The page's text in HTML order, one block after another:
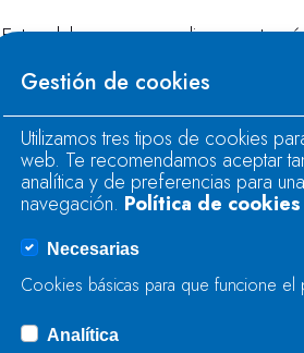
Estas labores se realizan a
conservación de cauces que
urbanas, ya que en las zonas
de los ayuntamientos.
Hasta el 1 de junio de 2024, en
cauces ascendió a 410 079,42
Gestión de cookies
Utilizamos tres tipos de cookies
web. Te recomendamos aceptar
analítica y de preferencias para
navegación. Política de cookies
Necesarias
Cookies básicas para que funcione el
Analítica